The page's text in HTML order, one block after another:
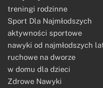
treningi rodzinne
Sport Dla Najmłodszych
aktywności sportowe
nawyki od najmłodszych
ruchowe na dworze
w domu dla dzieci
Zdrowe Nawyki